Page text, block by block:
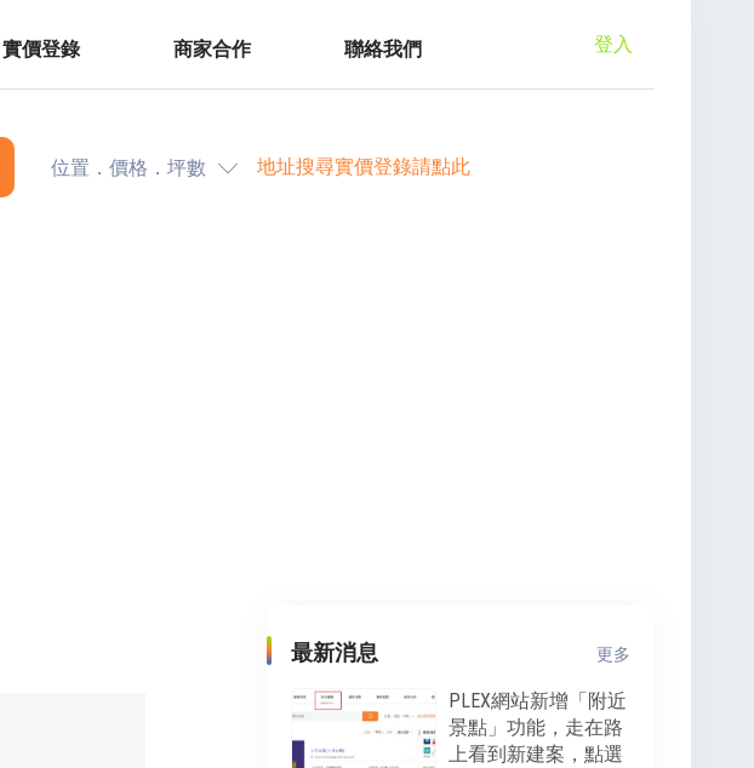
實價登錄 商家合作 聯絡我們 登入
位置．價格．坪數 地址搜尋實價登錄請點此
最新消息 更多
PLEX網站新增「附近
景點」功能，走在路
上看到新建案，點選